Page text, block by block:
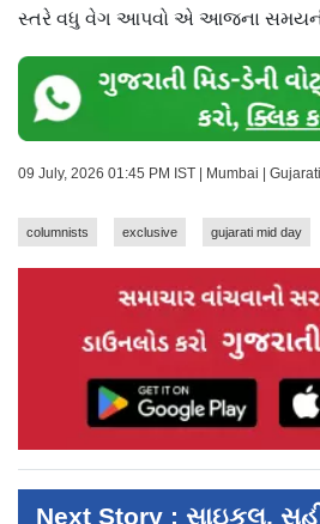
સ્તરે વધુ વેગ આપવો એ આજના સમયની
09 July, 2026 01:45 PM IST | Mumbai |
columnists exclusive gujarati mid day
Next Story : સાઇકલ,